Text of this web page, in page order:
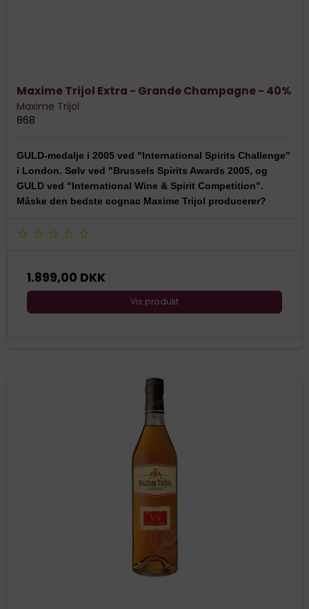
Maxime Trijol Extra - Grande Champagne - 40%
Maxime Trijol
868
GULD-medalje i 2005 ved "International Spirits Challenge"
i London. Sølv ved "Brussels Spirits Awards 2005, og
GULD ved "International Wine & Spirit Competition".
Måske den bedste cognac Maxime Trijol producerer?
1.899,00 DKK
Vis produkt